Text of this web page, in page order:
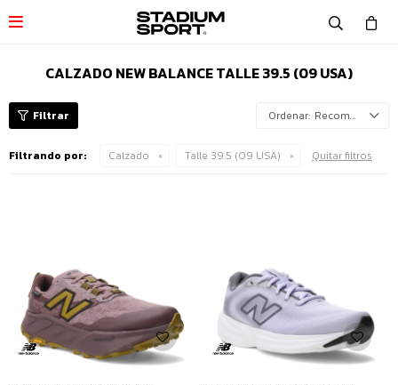

CALZADO NEW BALANCE TALLE 39.5 (09 USA)
Recomendados
Filtrando por: Calzado Talle 39.5 (09 USA) Quitar filtros